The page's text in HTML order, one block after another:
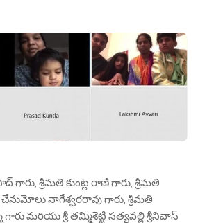
గారు, శ్రీమతి కుంట్ల రాణి గారు, శ్రీమతి
చేనుమోలు నాగేశ్వరరావు గారు, శ్రీమతి
మరియు శ్రీ తమ్మిశెట్టి సత్యవల్లి శ్రీనివాస్